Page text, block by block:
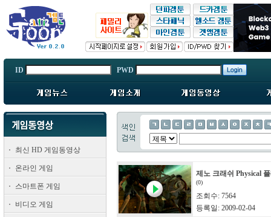
ID PWD
최신 HD 게임동영상
온라인 게임
스마트폰 게임
비디오 게임
제노 크래쉬 Physical
(0)
조회수: 7564
등록일: 2009-02-04